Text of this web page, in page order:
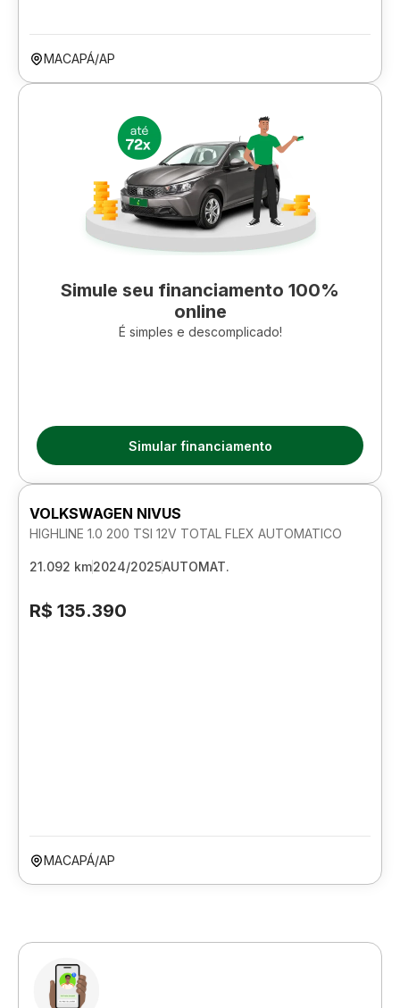
MACAPÁ/AP
Simule seu financiamento 100%
online
É simples e descomplicado!
Simular financiamento
VOLKSWAGEN NIVUS
HIGHLINE 1.0 200 TSI 12V TOTAL FLEX AUTOMATICO
21.092 km2024/2025AUTOMAT.
R$ 135.390
MACAPÁ/AP